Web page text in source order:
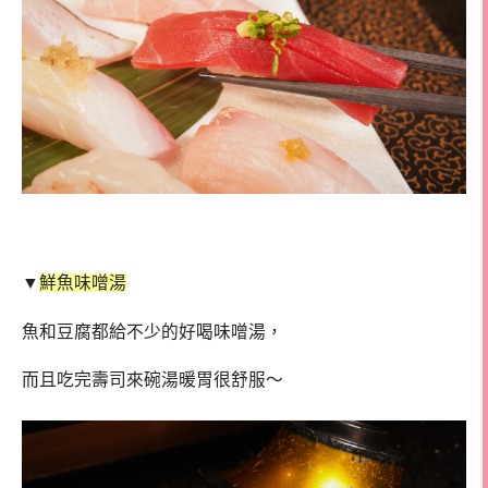
▼鮮魚味噌湯
魚和豆腐都給不少的好喝味噌湯，
而且吃完壽司來碗湯暖胃很舒服～